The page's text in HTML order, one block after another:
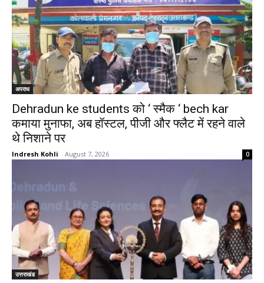
अपराध
Dehradun ke students को ‘ स्मैक ‘ bech kar
कमाया मुनाफा, अब हॉस्टल, पीजी और फ्लैट में रहने वाले
थे निशाने पर
Indresh Kohli - August 7, 2026 0
उत्तराखंड